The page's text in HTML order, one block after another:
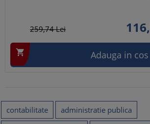
259,74Lei 116,
 Adauga in cos
contabilitate
administratie publica